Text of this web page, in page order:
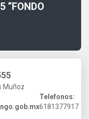
“FONDO
Muñoz
Telefonos:
6181377917